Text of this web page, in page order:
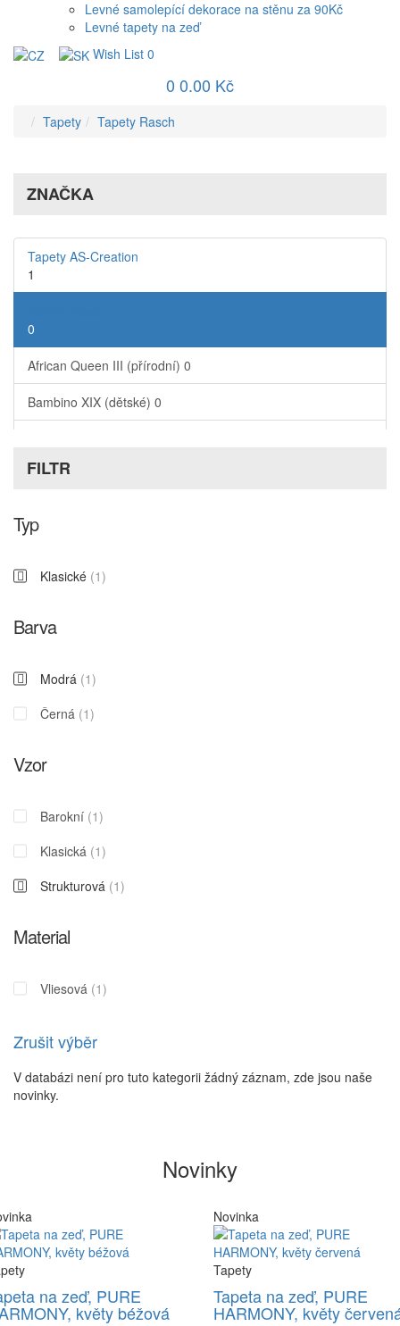
Levné samolepící dekorace na stěnu za 90Kč
Levné tapety na zeď
Wish List 0
0 0.00 Kč
Tapety Tapety Rasch
ZNAČKA
Tapety AS-Creation
1
0
African Queen III (přírodní) 0
Bambino XIX (dětské) 0
Florentine 3 (přírodní)
Tapety Erismann
FILTR
Typ
Klasické (1)
Barva
Modrá (1)
Černá (1)
Vzor
Barokní (1)
Klasická (1)
Strukturová (1)
Material
Vliesová (1)
Zrušit výběr
V databázi není pro tuto kategorii žádný záznam, zde jsou naše
novinky.
Novinky
na zeď, PURE
květy béžová
Novinka
Tapety
Tapeta na zeď, PURE
HARMONY, květy